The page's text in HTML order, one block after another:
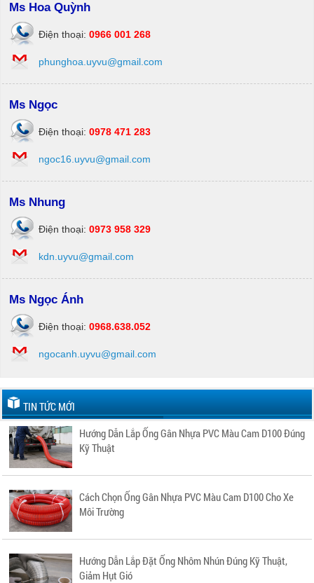
Ms Hoa Quỳnh
Điện thoại: 0966 001 268
phunghoa.uyvu@gmail.com
Ms Ngọc
Điện thoại: 0978 471 283
ngoc16.uyvu@gmail.com
Ms Nhung
Điện thoại: 0973 958 329
kdn.uyvu@gmail.com
Ms Ngọc Ánh
Điện thoại: 0968.638.052
ngocanh.uyvu@gmail.com
TIN TỨC MỚI
Hướng Dẫn Lắp Ống Gân Nhựa PVC Màu Cam D100 Đúng
Kỹ Thuật
Cách Chọn Ống Gân Nhựa PVC Màu Cam D100 Cho Xe
Môi Trường
Hướng Dẫn Lắp Đặt Ống Nhôm Nhún Đúng Kỹ Thuật,
Giảm Hụt Gió